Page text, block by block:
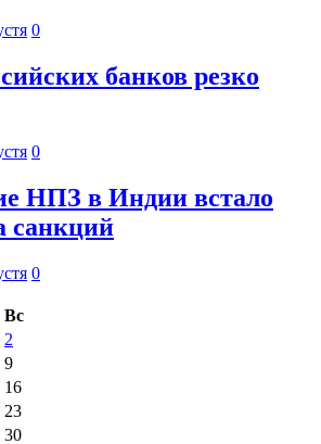
0
банков резко
0
НПЗ в Индии встало
санкций
0
Вс
2
9
16
23
30